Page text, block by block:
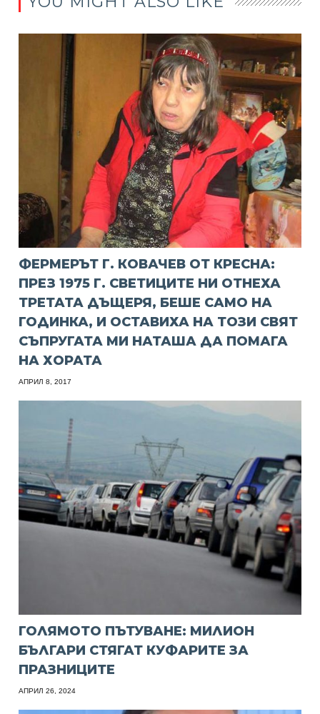
ФЕРМЕРЪТ Г. КОВАЧЕВ ОТ КРЕСНА:
ПРЕЗ 1975 Г. СВЕТИЦИТЕ НИ ОТНЕХА
ТРЕТАТА ДЪЩЕРЯ, БЕШЕ САМО НА
ГОДИНКА, И ОСТАВИХА НА ТОЗИ СВЯТ
СЪПРУГАТА МИ НАТАША ДА ПОМАГА
НА ХОРАТА
АПРИЛ 8, 2017
ГОЛЯМОТО ПЪТУВАНЕ: МИЛИОН
БЪЛГАРИ СТЯГАТ КУФАРИТЕ ЗА
ПРАЗНИЦИТЕ
АПРИЛ 26, 2024